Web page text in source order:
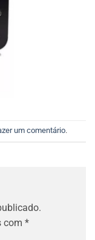
um comentário.
com *